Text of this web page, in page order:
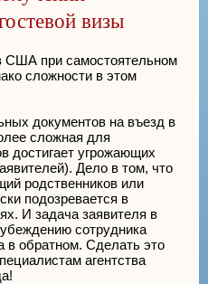
визы
США при самостоятельном
сложности в этом
документов на въезд в
сложная для
достигает угрожающих
Дело в том, что
родственников или
подозревается в
И задача заявителя в
сотрудника
в обратном. Сделать это
агентства